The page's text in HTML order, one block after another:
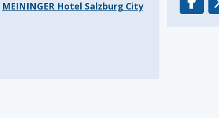
MEININGER Hotel Salzburg City